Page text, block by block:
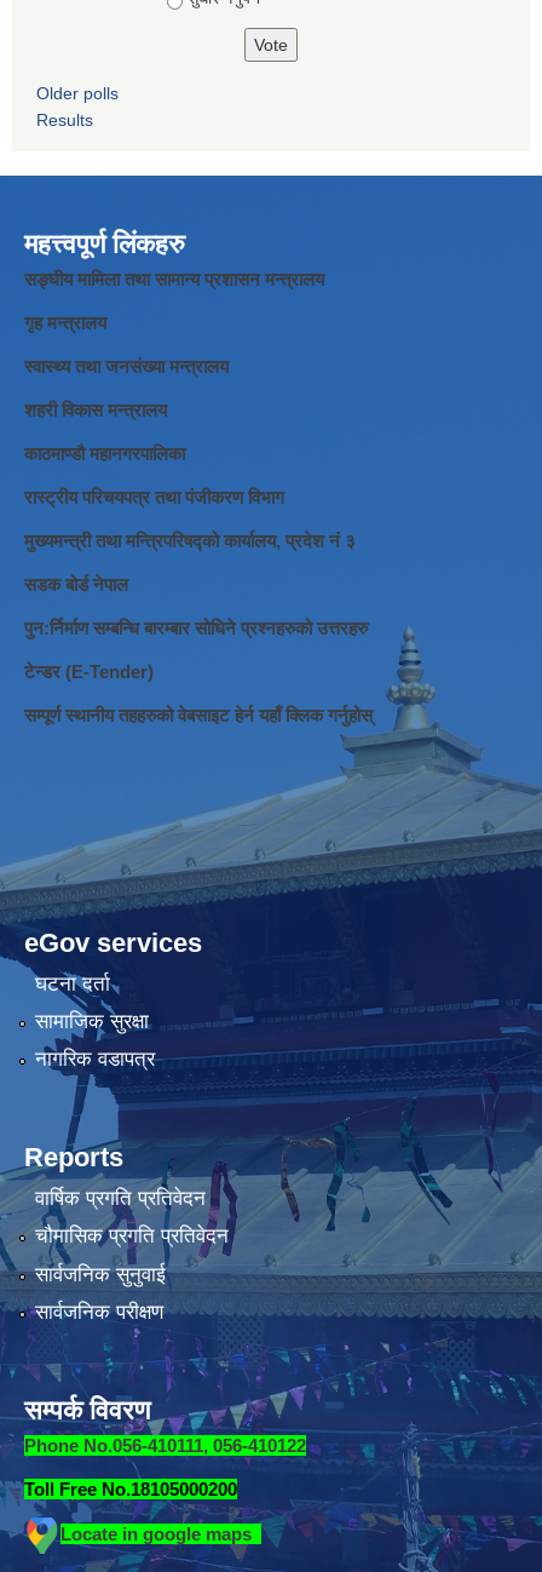
Older polls
Results
महत्त्वपूर्ण लिंकहरु
सङ्घीय मामिला तथा सामान्य प्रशासन मन्त्रालय
गृह मन्त्रालय
स्वास्थ्य तथा जनसंख्या मन्त्रालय
शहरी विकास मन्त्रालय
काठमाण्डौ महानगरपालिका
रास्ट्रीय परिचयपत्र तथा पंजीकरण विभाग
मुख्यमन्त्री तथा मन्त्रिपरिषद्को कार्यालय, प्रदेश नं ३
सडक बोर्ड नेपाल
पुन:र्निर्माण सम्बन्धि बारम्बार सोधिने प्रश्नहरुको उत्तरहरु
टेन्डर (E-Tender)
सम्पूर्ण स्थानीय तहहरुको वेबसाइट हेर्न यहाँ क्लिक गर्नुहोस्
eGov services
घटना दर्ता
सामाजिक सुरक्षा
नागरिक वडापत्र
Reports
वार्षिक प्रगति प्रतिवेदन
चौमासिक प्रगति प्रतिवेदन
सार्वजनिक सुनुवाई
सार्वजनिक परीक्षण
सम्पर्क विवरण
Phone No.056-410111, 056-410122
Toll Free No.18105000200
Locate in google maps